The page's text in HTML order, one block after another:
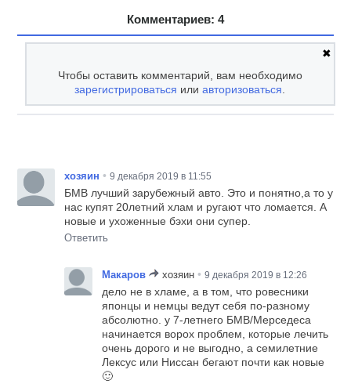
Комментариев: 4
✖
Чтобы оставить комментарий, вам необходимо
зарегистрироваться илиавторизоваться.
хозяин • 9 декабря 2019 в 11:55
БМВ лучший зарубежный авто. Это и понятно,а то у
нас купят 20летний хлам и ругают что ломается. А
новые и ухоженные бэхи они супер.
Ответить
Макаров хозяин • 9 декабря 2019 в 12:26
дело не в хламе, а в том, что ровесники
японцы и немцы ведут себя по-разному
абсолютно. у 7-летнего БМВ/Мерседеса
начинается ворох проблем, которые лечить
очень дорого и не выгодно, а семилетние
Лексус или Ниссан бегают почти как новые
🙂